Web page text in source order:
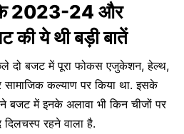
के 2023-24 और
ये थी बड़ी बातें
दो बजट में पूरा फोकस एजुकेशन, हेल्थ,
सामाजिक कल्याण पर किया था. इसके
बजट में इनके अलावा भी किन चीजों पर
रहने वाला है.